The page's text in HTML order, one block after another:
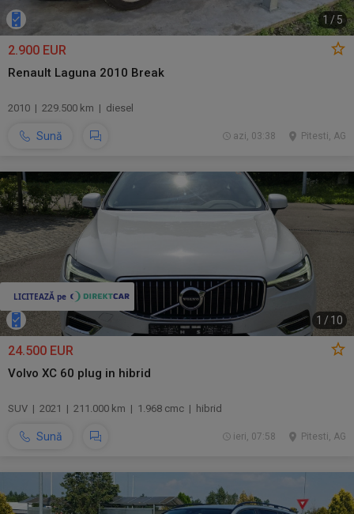
1 /5
2.900 EUR
Renault Laguna 2010 Break
2010 | 229.500 km | diesel
Sună Pitesti, AG
azi, 03:38
1 /10
24.500 EUR
Volvo XC 60 plug in hibrid
SUV | 2021 | 211.000 km | 1.968 cmc | hibrid
Sună Pitesti, AG
ieri, 07:58